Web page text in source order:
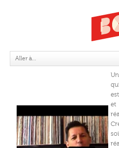
Aller à...
DOCU « EJM, QUI
et